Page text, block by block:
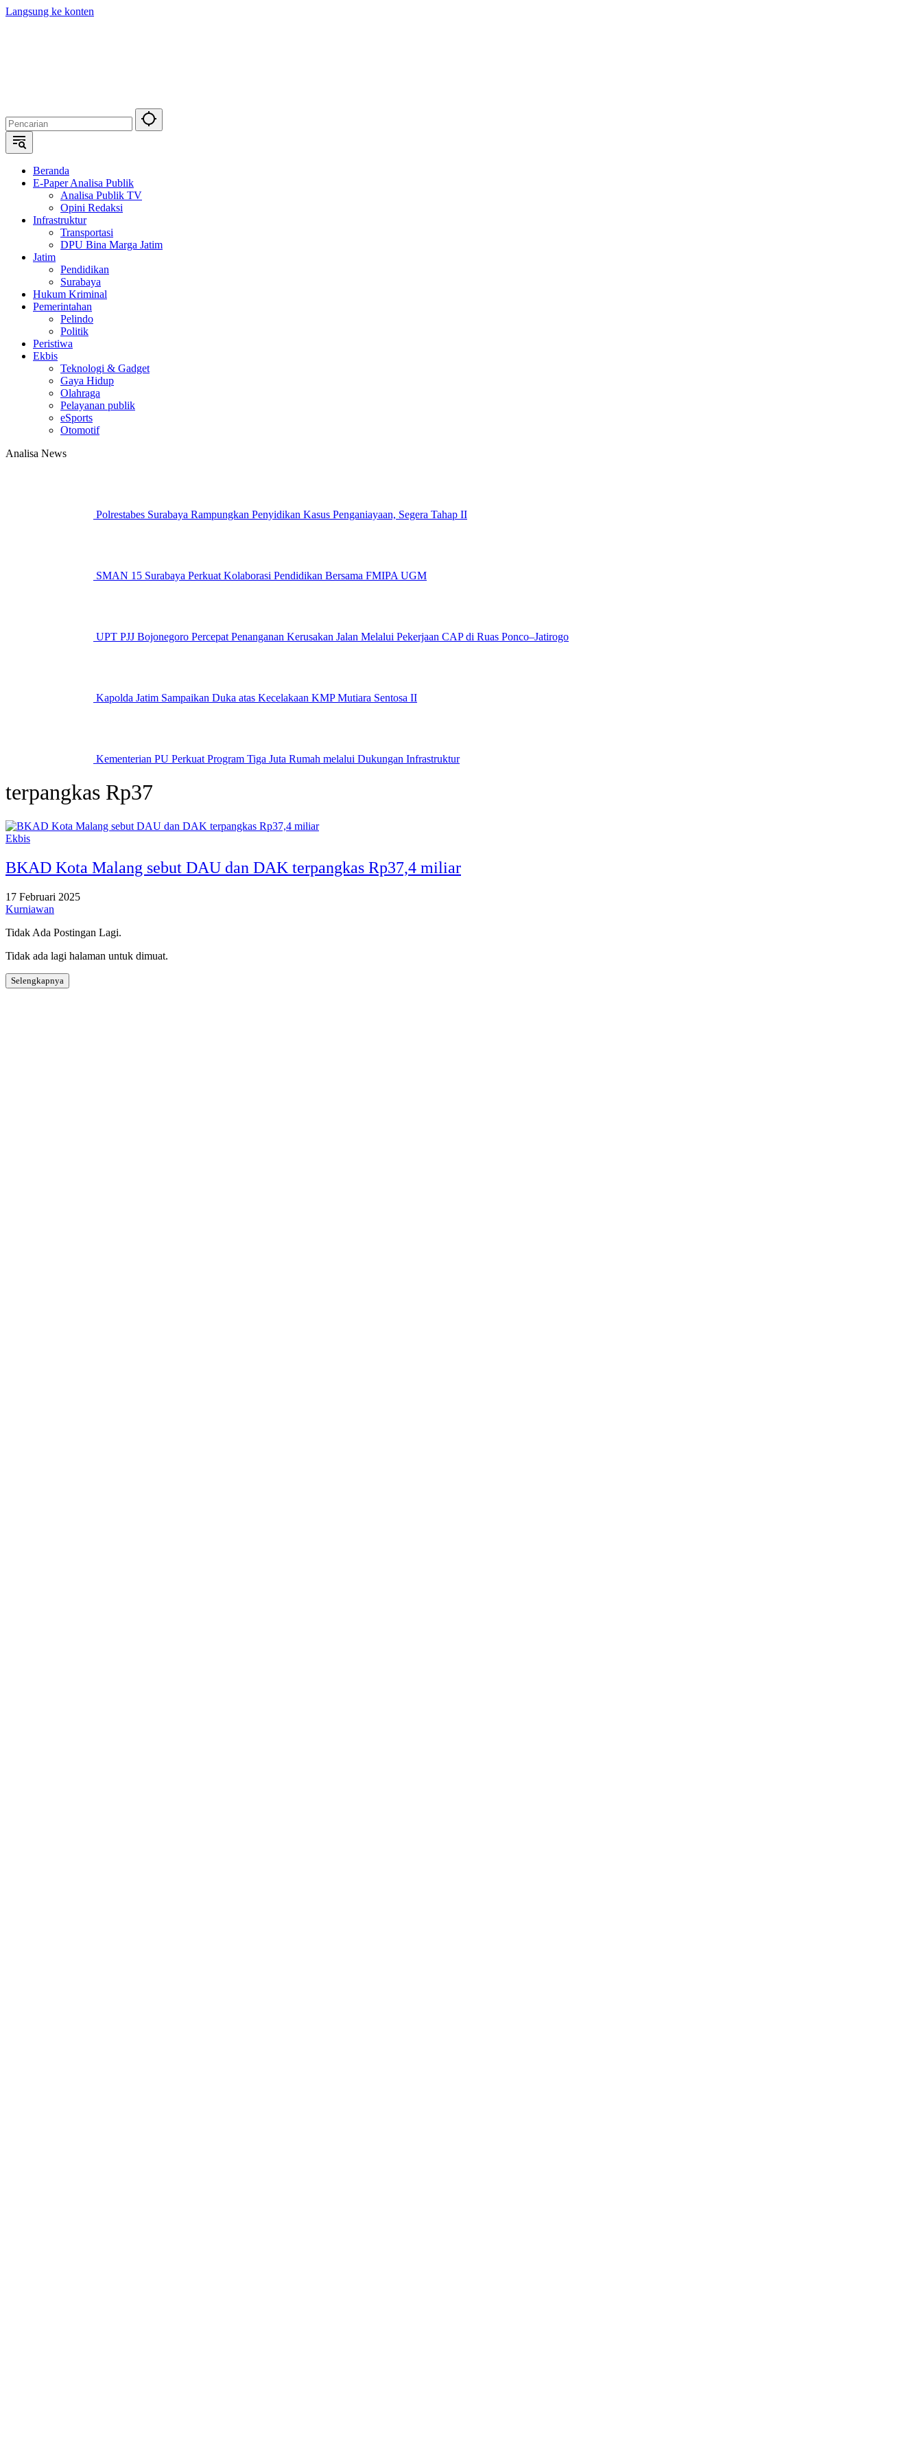
Langsung ke konten
Beranda
E-Paper Analisa Publik
Analisa Publik TV
Opini Redaksi
Infrastruktur
Transportasi
DPU Bina Marga Jatim
Jatim
Pendidikan
Surabaya
Hukum Kriminal
Pemerintahan
Pelindo
Politik
Peristiwa
Ekbis
Teknologi & Gadget
Gaya Hidup
Olahraga
Pelayanan publik
eSports
Otomotif
Analisa News
Polrestabes Surabaya Rampungkan Penyidikan Kasus Penganiayaan, Segera Tahap II
SMAN 15 Surabaya Perkuat Kolaborasi Pendidikan Bersama FMIPA UGM
UPT PJJ Bojonegoro Percepat Penanganan Kerusakan Jalan Melalui Pekerjaan CAP di Ruas Ponco–Jatirogo
Kapolda Jatim Sampaikan Duka atas Kecelakaan KMP Mutiara Sentosa II
Kementerian PU Perkuat Program Tiga Juta Rumah melalui Dukungan Infrastruktur
terpangkas Rp37
Ekbis
BKAD Kota Malang sebut DAU dan DAK terpangkas Rp37,4 miliar
17 Februari 2025
Kurniawan
Tidak Ada Postingan Lagi.
Tidak ada lagi halaman untuk dimuat.
Selengkapnya